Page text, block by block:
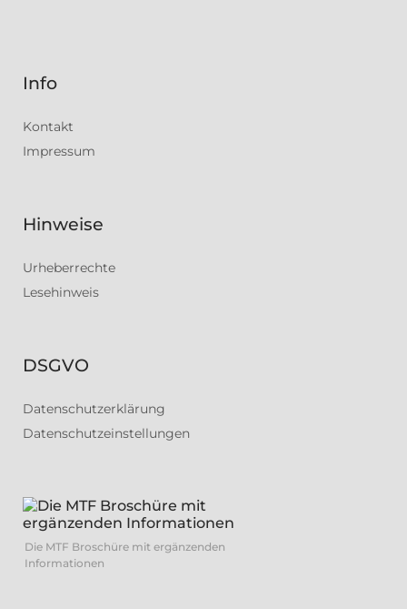
Info
Kontakt
Impressum
Hinweise
Urheberrechte
Lesehinweis
DSGVO
Datenschutzerklärung
Datenschutzeinstellungen
Die MTF Broschüre mit ergänzenden
Informationen